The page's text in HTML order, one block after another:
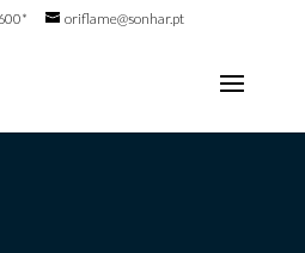
oriflame@sonhar.pt